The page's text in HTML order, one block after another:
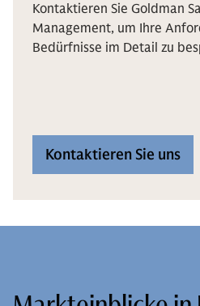
Kontaktieren Sie Goldman
Management, um Ihre
Bedürfnisse im Detail zu
Kontaktieren Sie uns